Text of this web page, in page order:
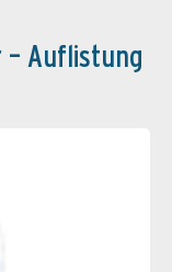
Auflistung